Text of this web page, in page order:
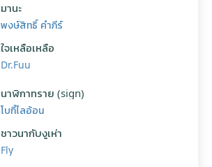
มานะ
พงษ์สิทธิ์ คำภีร์
ใจเหลือเหลือ
Dr.Fuu
นาฬิกาทราย (sign)
โบกี้ไลอ้อน
ชาวนากับงูเห่า
Fly